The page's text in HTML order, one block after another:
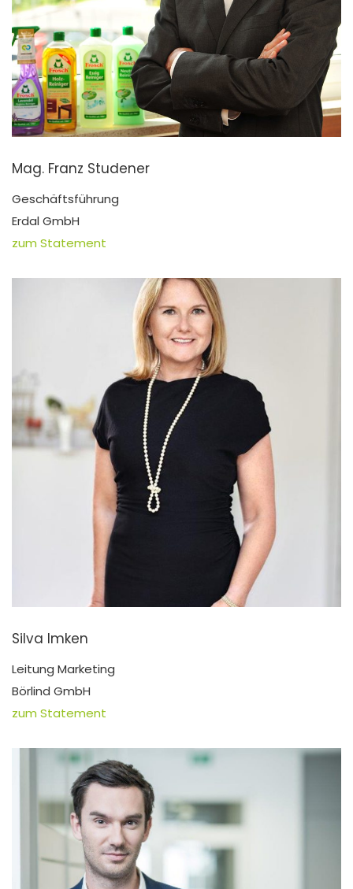
Mag. Franz Studener
Geschäftsführung
Erdal GmbH
zum Statement
Silva Imken
Leitung Marketing
Börlind GmbH
zum Statement